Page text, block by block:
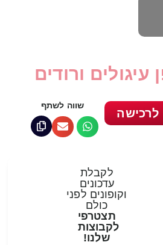
עיגולים ורודים
שווה לשתף
לרכישה
לקבלת
עדכונים
וקופונים לפני
כולם
תצטרפי
לקבוצות
שלנו!